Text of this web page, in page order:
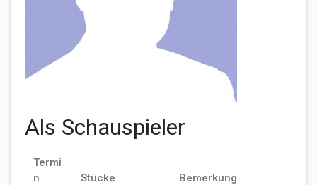
Als Schauspieler
Termi
n
Stücke Bemerkung